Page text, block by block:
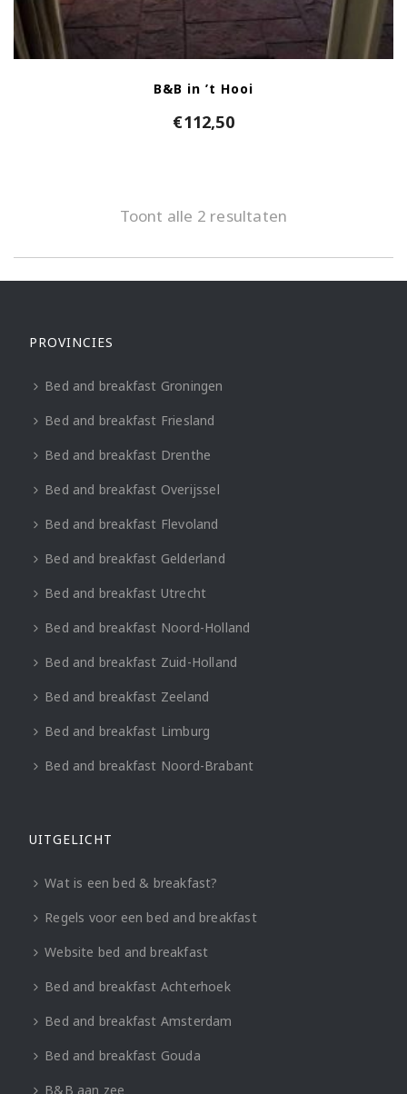
B&B in ’t Hooi
€112,50
Toont alle 2 resultaten
PROVINCIES
Bed and breakfast Groningen
Bed and breakfast Friesland
Bed and breakfast Drenthe
Bed and breakfast Overijssel
Bed and breakfast Flevoland
Bed and breakfast Gelderland
Bed and breakfast Utrecht
Bed and breakfast Noord-Holland
Bed and breakfast Zuid-Holland
Bed and breakfast Zeeland
Bed and breakfast Limburg
Bed and breakfast Noord-Brabant
UITGELICHT
Wat is een bed & breakfast?
Regels voor een bed and breakfast
Website bed and breakfast
Bed and breakfast Achterhoek
Bed and breakfast Amsterdam
Bed and breakfast Gouda
B&B aan zee